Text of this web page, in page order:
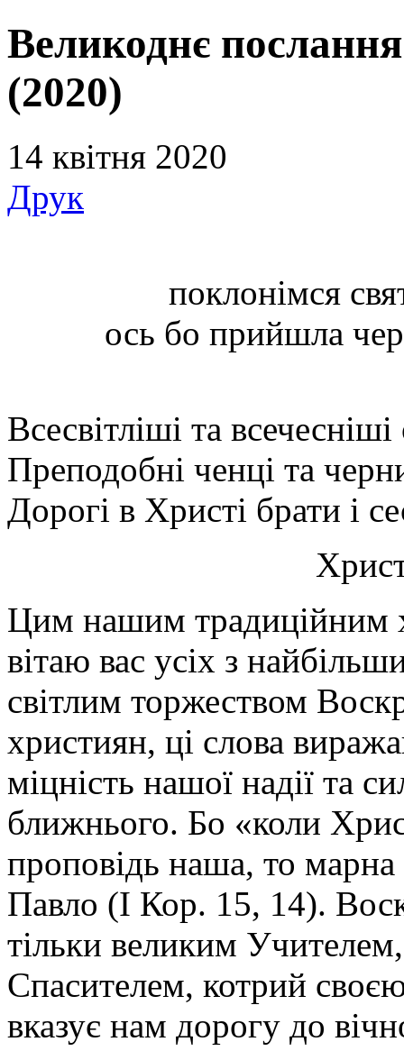
Великоднє
(2020)
14 квітня 2020
Друк
поклонімся
ось бо прийшла
Всесвітліші та всечесніші
Преподобні ченці та
Дорогі в Христі брати і
Цим нашим традиційним
вітаю вас усіх з
світлим торжеством
християн, ці слова
міцність нашої надії та
ближнього. Бо «коли
проповідь наша, то
Павло (І Кор. 15, 14).
тільки великим
Спасителем, котрий
вказує нам дорогу до